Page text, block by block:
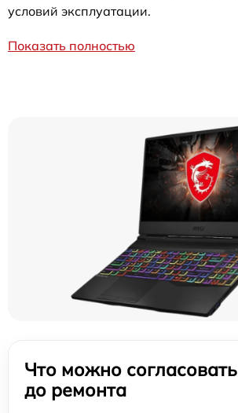
условий эксплуатации.
Показать полностью
Что можно согласовать
до ремонта